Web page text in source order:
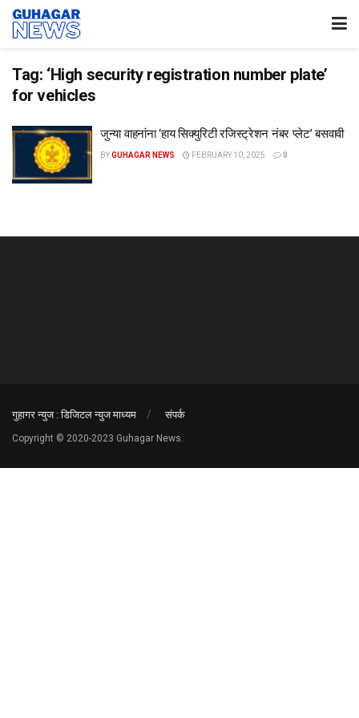
Tag: ‘High security registration number plate’
for vehicles
जुन्या वाहनांना ‘हाय सिक्युरिटी रजिस्ट्रेशन नंबर प्लेट’ बसवावी
BYGUHAGAR NEWS FEBRUARY 10, 2025 0
गुहागर न्युज : डिजिटल न्युज माध्यम संपर्क
Copyright © 2020-2023 Guhagar News.